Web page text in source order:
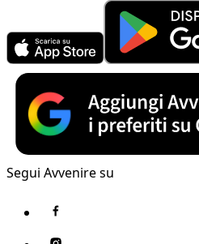
Segui Avvenire su